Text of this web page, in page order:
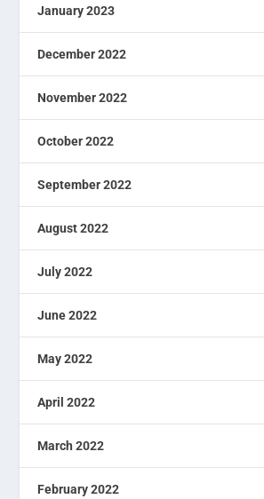
January 2023
December 2022
November 2022
October 2022
September 2022
August 2022
July 2022
June 2022
May 2022
April 2022
March 2022
February 2022